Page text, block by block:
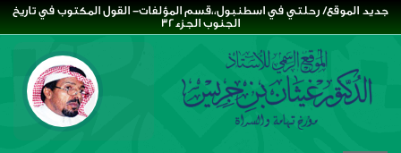
جديد الموقع/ رحلتي في اسطنبول،،قسم المؤلفات- القول المكتوب في تاريخ
الجنوب الجزء32